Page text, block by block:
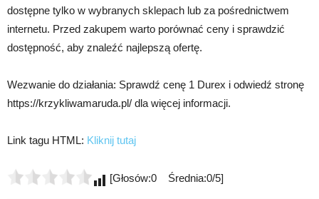
dostępne tylko w wybranych sklepach lub za pośrednictwem
internetu. Przed zakupem warto porównać ceny i sprawdzić
dostępność, aby znaleźć najlepszą ofertę.
Wezwanie do działania: Sprawdź cenę 1 Durex i odwiedź stronę
https://krzykliwamaruda.pl/ dla więcej informacji.
Link tagu HTML: Kliknij tutaj
[Głosów:0 Średnia:0/5]